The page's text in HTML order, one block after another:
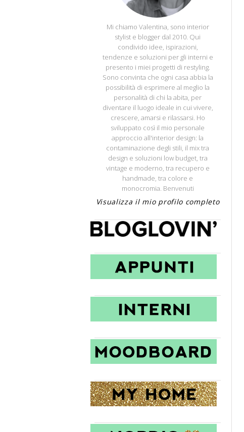
APPUNTI DI CASA
Mi chiamo Valentina, sono interior
stylist e blogger dal 2010. Qui
condivido idee, ispirazioni,
tendenze e soluzioni per gli interni e
presento i miei progetti di restyling.
Sono convinta che ogni casa abbia la
possibilità di esprimere al meglio la
personalità di chi la abita, per
diventare il luogo ideale in cui vivere,
crescere, amarsi e rilassarsi. Ho
sviluppato così il mio personale
approccio all'interior design: la
contaminazione degli stili, il mix tra
design e soluzioni low budget, tra
vintage e moderno, tra recupero e
handmade, tra colore e
monocromia. Benvenuti
Visualizza il mio profilo completo